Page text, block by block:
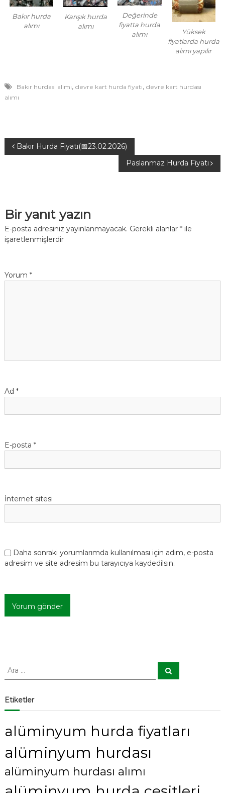
Bakır hurda
alımı
Karışık hurda
alımı
Değerinde
fiyatta hurda
alımı
Yüksek
fiyatlarda hurda
alımı yapılır
Bakır hurdası alımı, devre kart hurda fiyatı, devre kart hurdası
alımı
Y
ı
g
z
s
i
Bakır Hurda Fiyatı(📅23.02.2026)
Paslanmaz Hurda Fiyatı
Bir yanıt yazın
E-posta adresiniz yayınlanmayacak. Gerekli alanlar *ile
işaretlenmişlerdir
Yorum *
Ad *
E-posta *
İnternet sitesi
Daha sonraki yorumlarımda kullanılması için adım, e-posta
adresim ve site adresim bu tarayıcıya kaydedilsin.
A
r
Etiketler
alüminyum hurda fiyatları
alüminyum hurdası
alüminyum hurdası alımı